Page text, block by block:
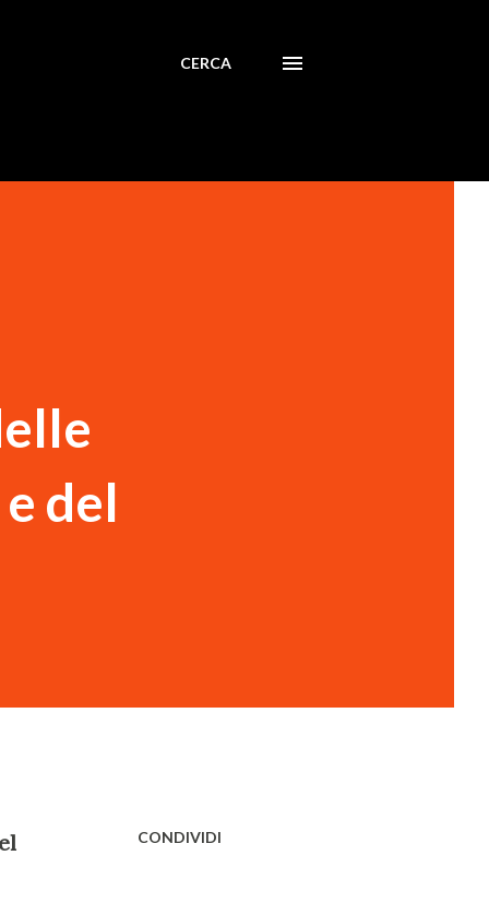
CERCA
del
CONDIVIDI